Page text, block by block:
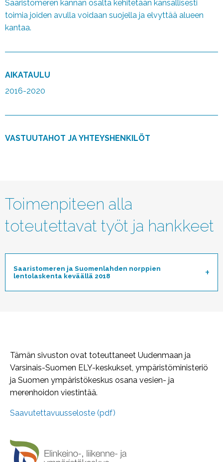
Saaristomeren kannan osalta kehitetään kansallisesti
toimia joiden avulla voidaan suojella ja elvyttää alueen
kantaa.
AIKATAULU
2016-2020
VASTUUTAHOT JA YHTEYSHENKILÖT
Toimenpiteen alla
toteutettavat työt ja hankkeet
Saaristomeren ja Suomenlahden norppien
lentolaskenta keväällä 2018
Tämän sivuston ovat toteuttaneet Uudenmaan ja
Varsinais-Suomen ELY-keskukset, ympäristöministeriö
ja Suomen ympäristökeskus osana vesien- ja
merenhoidon viestintää.
Saavutettavuusseloste (pdf)